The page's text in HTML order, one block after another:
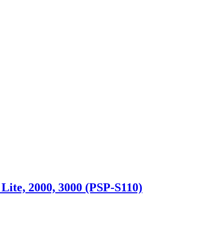
2000, 3000 (PSP-S110)